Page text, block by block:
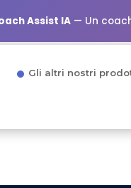
Assist IA— Un
Gli altri nostri